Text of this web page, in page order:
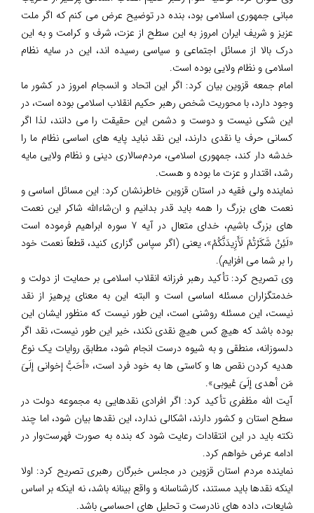
مبانی جمهوری اسلامی بود، بنده در توضیح عرض می کنم که اگر ملت
عزیز و شریف ایران امروز به این سطح از عزت، شرف و کرامت و به این
درک بالا از مسائل اجتماعی و سیاسی رسیده اند، این در سایه نظام
اسلامی و نظام ولایی بوده است.
امام جمعه قزوین بیان کرد: اگر این اتحاد و انسجام امروز در کشور ما
وجود دارد، با محوریت شخص رهبر حکیم انقلاب اسلامی بوده است، در
این شکی نیست و دوست و دشمن این حقیقت را می دانند، لذا اگر
کسانی حرف یا نقدی دارند، این نقد نباید پایه های اساسی نظام ما را
خدشه دار کند، جمهوری اسلامی، مردم‌سالاری دینی و نظام ولایی مایه
رشد، اقتدار و عزت ما بوده و هست.
نماینده ولی فقیه در استان قزوین خاطرنشان کرد: این مسائل اساسی و
نعمت های بزرگ را همه باید قدر بدانیم و ان‌شاءالله شاکر این نعمت
های بزرگ باشیم، خدای متعال در آیه 7 سوره ابراهیم فرموده است
«لَئِنْ شَکَرْتُمْ لَأَزِیدَنَّکُمْ»، یعنی (اگر سپاس گزاری کنید، قطعاً نعمت خود
را بر شما می افزایم).
وی تصریح کرد: تأکید رهبر فرزانه انقلاب اسلامی بر حمایت از دولت و
خدمتگزاران مسئله اساسی است و البته این به معنای پرهیز از نقد
نیست، این مسئله روشنی است، این طور نیست که منظور ایشان این
بوده باشد که هیچ کس هیچ نقدی نکند، خیر این طور نیست، نقد اگر
دلسوزانه، منطقی و به شیوه درست انجام شود، مطابق روایات یک نوع
هدیه کردن نقص ها و کاستی ها به خود فرد است، «أحَبُّ إخوانی إلَیَ
مَن أهدى إلَیَ عُیوبی».
آیت الله مظفری تأکید کرد: اگر افرادی نقدهایی به مجموعه دولت در
سطح استان و کشور دارند، اشکالی ندارد، این نقدها بیان شود، اما چند
نکته باید در این انتقادات رعایت شود که بنده به صورت فهرست‌وار در
ادامه عرض خواهم کرد.
نماینده مردم استان قزوین در مجلس خبرگان رهبری تصریح کرد: اولا
اینکه نقدها باید مستند، کارشناسانه و واقع بینانه باشد، نه اینکه بر اساس
شایعات، داده های نادرست و تحلیل های احساسی باشد.